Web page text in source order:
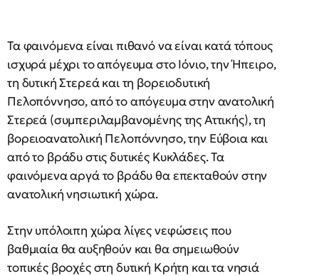
Τα φαινόμενα είναι πιθανό να είναι κατά τόπους
ισχυρά μέχρι το απόγευμα στο Ιόνιο, την Ήπειρο,
τη δυτική Στερεά και τη βορειοδυτική
Πελοπόννησο, από το απόγευμα στην ανατολική
Στερεά (συμπεριλαμβανομένης της Αττικής), τη
βορειοανατολική Πελοπόννησο, την Εύβοια και
από το βράδυ στις δυτικές Κυκλάδες. Τα
φαινόμενα αργά το βράδυ θα επεκταθούν στην
ανατολική νησιωτική χώρα.
Στην υπόλοιπη χώρα λίγες νεφώσεις που
βαθμιαία θα αυξηθούν και θα σημειωθούν
τοπικές βροχές στη δυτική Κρήτη και τα νησιά